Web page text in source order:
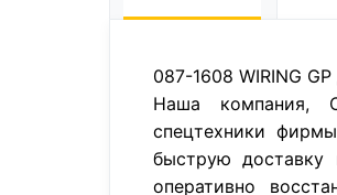
087-1608 WIRING
Наша компания,
спецтехники
быструю
оперативно